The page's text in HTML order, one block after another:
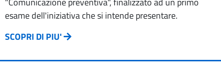
esame dell'iniziativa che si intende presentare.
SCOPRI DI PIU'